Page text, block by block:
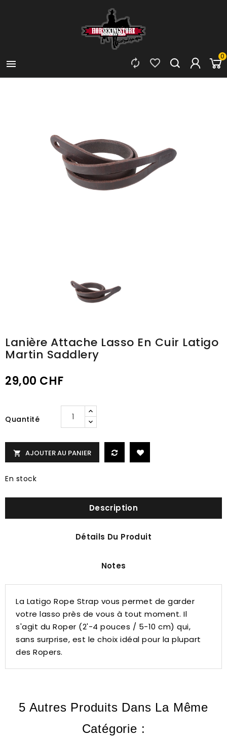

0


Lanière Attache Lasso En Cuir Latigo
Martin Saddlery
29,00 CHF
Quantité
 AJOUTER AU PANIER
En stock
Description
Détails Du Produit
Notes
La Latigo Rope Strap vous permet de garder
votre lasso près de vous à tout moment. Il
s'agit du Roper (2'-4 pouces / 5-10 cm) qui,
sans surprise, est le choix idéal pour la plupart
des Ropers.
5 Autres Produits Dans La Même
Catégorie :